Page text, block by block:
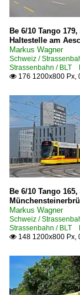
Be 6/10 Tango
Haltestelle am
Markus Wagner
Schweiz /
Strassenbahn / BLT
 176 1200x800 Px,
Be 6/10 Tango
Markus Wagner
Schweiz /
Strassenbahn / BLT
 148 1200x800 Px,